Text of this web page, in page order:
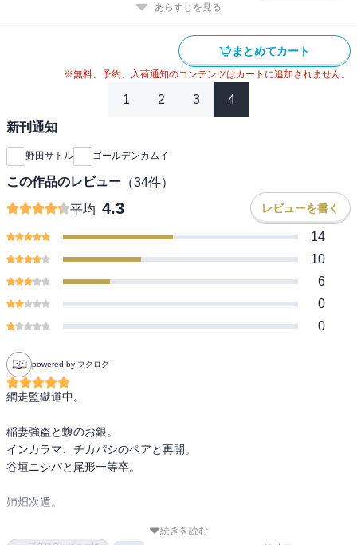
あらすじを見る
まとめてカート
※無料、予約、入荷通知のコンテンツはカートに追加されません。
1 2 3 4
新刊通知
野田サトル ゴールデンカムイ
この作品のレビュー （34件）
平均 4.3 レビューを書く
14
10
6
0
0
powered by ブクログ
網走監獄道中。
稲妻強盗と蝮のお銀。
インカラマ、チカパシのペアと再開。
谷垣ニシパと尾形一等卒。
姉畑次遁。
気持ち悪い入墨人革の囚人たちと、ちょこちょこ笑いを誘おうとす
続きを読む